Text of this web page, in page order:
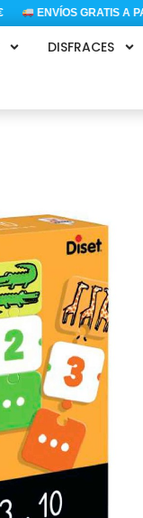
ENVÍOS GRATIS A
DISFRACES